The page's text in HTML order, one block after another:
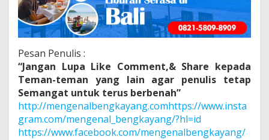
Pesan Penulis :
“Jangan Lupa Like Comment,& Share kepada
Teman-teman yang lain agar penulis tetap
Semangat untuk terus berbenah”
http://mengenalbengkayang.comhttps://www.insta
gram.com/mengenal_bengkayang/?hl=id
https://www.facebook.com/mengenalbengkayang/